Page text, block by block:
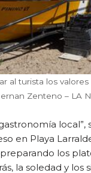
al turista los
Zenteno – LA
local”,
en Playa
los
la soledad y los